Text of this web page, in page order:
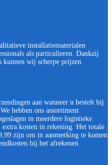
installatiematerialen
als particulieren. Dankzij
kunnen wij scherpe prijzen
aan wanneer u bestelt bij
hebben ons assortiment
in meerdere logistieke
kosten in rekening. Het totale
zijn om in aanmerking te komen
bij het afrekenen